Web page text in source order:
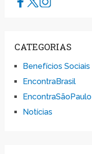
CATEGORIAS
Benefícios Sociais
EncontraBrasil
EncontraSãoPaulo
Notícias